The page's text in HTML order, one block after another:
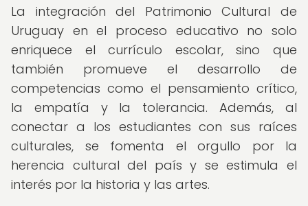
La integración del Patrimonio Cultural de
Uruguay en el proceso educativo no solo
enriquece el currículo escolar, sino que
también promueve el desarrollo de
competencias como el pensamiento crítico,
la empatía y la tolerancia. Además, al
conectar a los estudiantes con sus raíces
culturales, se fomenta el orgullo por la
herencia cultural del país y se estimula el
interés por la historia y las artes.